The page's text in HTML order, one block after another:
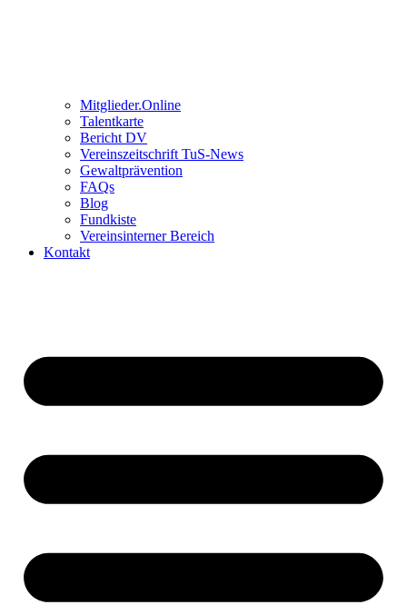
Mitglieder.Online
Talentkarte
Bericht DV
Vereinszeitschrift TuS-News
Gewaltprävention
FAQs
Blog
Fundkiste
Vereinsinterner Bereich
Kontakt